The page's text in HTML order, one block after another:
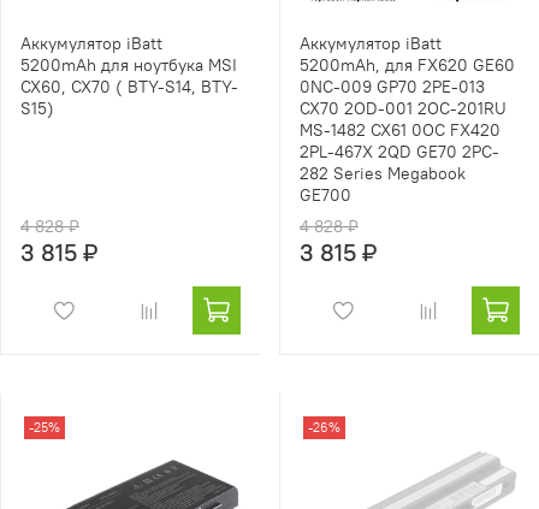
Аккумулятор iBatt
5200mAh для ноутбука MSI
CX60, CX70 ( BTY-S14, BTY-
S15)
4 828 ₽
3 815 ₽
Аккумулятор iBatt
5200mAh, для FX620 GE60
0NC-009 GP70 2PE-013
CX70 2OD-001 2OC-201RU
MS-1482 CX61 0OC FX420
2PL-467X 2QD GE70 2PC-
282 Series Megabook
GE700
4 828 ₽
3 815 ₽
-25% -26%